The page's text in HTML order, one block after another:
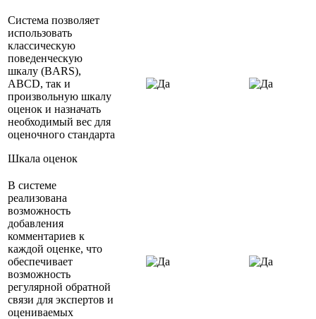
Система позволяет
использовать
классическую
поведенческую
шкалу (BARS),
АВСD, так и
произвольную шкалу
оценок и назначать
необходимый вес для
оценочного стандарта
Шкала оценок
В системе
реализована
возможность
добавления
комментариев к
каждой оценке, что
обеспечивает
возможность
регулярной обратной
связи для экспертов и
оцениваемых